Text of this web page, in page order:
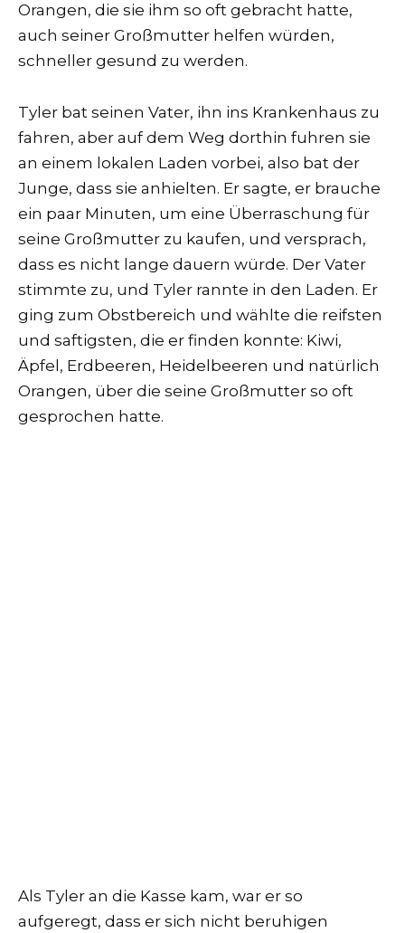
Orangen, die sie ihm so oft gebracht hatte,
auch seiner Großmutter helfen würden,
schneller gesund zu werden.
Tyler bat seinen Vater, ihn ins Krankenhaus zu
fahren, aber auf dem Weg dorthin fuhren sie
an einem lokalen Laden vorbei, also bat der
Junge, dass sie anhielten. Er sagte, er brauche
ein paar Minuten, um eine Überraschung für
seine Großmutter zu kaufen, und versprach,
dass es nicht lange dauern würde. Der Vater
stimmte zu, und Tyler rannte in den Laden. Er
ging zum Obstbereich und wählte die reifsten
und saftigsten, die er finden konnte: Kiwi,
Äpfel, Erdbeeren, Heidelbeeren und natürlich
Orangen, über die seine Großmutter so oft
gesprochen hatte.
Als Tyler an die Kasse kam, war er so
aufgeregt, dass er sich nicht beruhigen